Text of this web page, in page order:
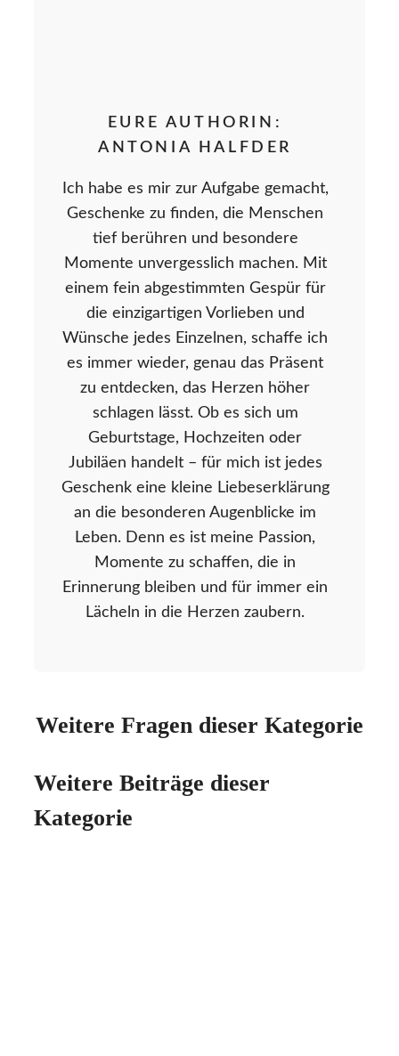
EURE AUTHORIN:
ANTONIA HALFDER
Ich habe es mir zur Aufgabe gemacht,
Geschenke zu finden, die Menschen
tief berühren und besondere
Momente unvergesslich machen. Mit
einem fein abgestimmten Gespür für
die einzigartigen Vorlieben und
Wünsche jedes Einzelnen, schaffe ich
es immer wieder, genau das Präsent
zu entdecken, das Herzen höher
schlagen lässt. Ob es sich um
Geburtstage, Hochzeiten oder
Jubiläen handelt – für mich ist jedes
Geschenk eine kleine Liebeserklärung
an die besonderen Augenblicke im
Leben. Denn es ist meine Passion,
Momente zu schaffen, die in
Erinnerung bleiben und für immer ein
Lächeln in die Herzen zaubern.
Weitere Fragen dieser Kategorie
Weitere Beiträge dieser
Kategorie